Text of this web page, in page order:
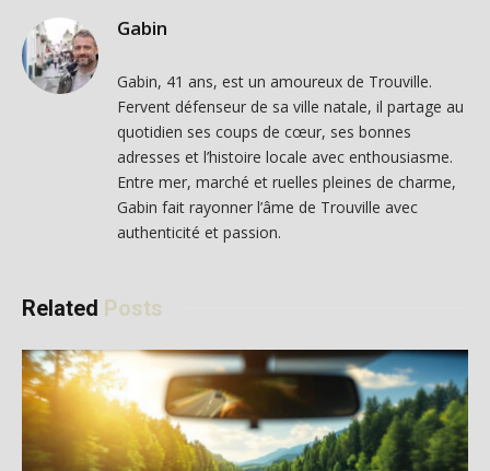
Gabin
Gabin, 41 ans, est un amoureux de Trouville.
Fervent défenseur de sa ville natale, il partage au
quotidien ses coups de cœur, ses bonnes
adresses et l’histoire locale avec enthousiasme.
Entre mer, marché et ruelles pleines de charme,
Gabin fait rayonner l’âme de Trouville avec
authenticité et passion.
Related Posts